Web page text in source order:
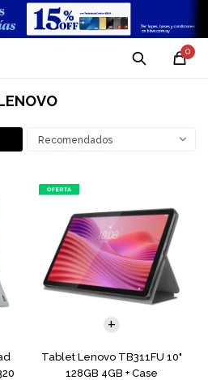
0
Recomendados
Tablet Lenovo TB311FU 10"
128GB 4GB + Case